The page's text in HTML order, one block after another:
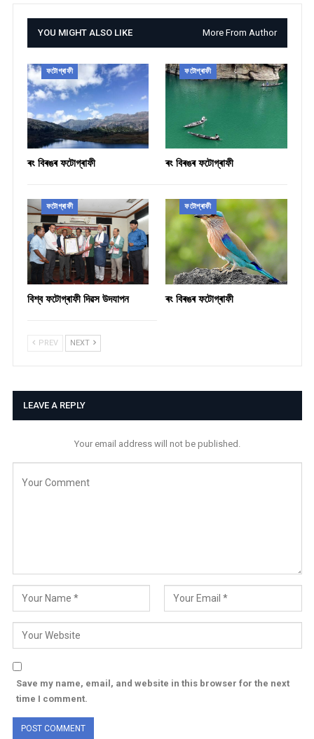
YOU MIGHT ALSO LIKE More From Author
ফটোগ্ৰাফী
ৰং বিৰঙৰ ফটোগ্ৰাফী
ফটোগ্ৰাফী
ৰং বিৰঙৰ ফটোগ্ৰাফী
ফটোগ্ৰাফী
বিশ্ব ফটোগ্ৰাফী দিৱস উদযাপন
ফটোগ্ৰাফী
ৰং বিৰঙৰ ফটোগ্ৰাফী
PREV NEXT
LEAVE A REPLY
Your email address will not be published.
Save my name, email, and website in this browser for the next
time I comment.